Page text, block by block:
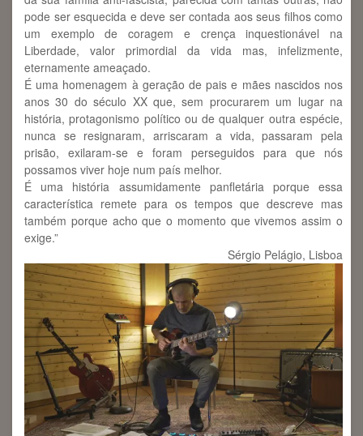
pode ser esquecida e deve ser contada aos seus filhos como
um exemplo de coragem e crença inquestionável na
Liberdade, valor primordial da vida mas, infelizmente,
eternamente ameaçado.
É uma homenagem à geração de pais e mães nascidos nos
anos 30 do século XX que, sem procurarem um lugar na
história, protagonismo político ou de qualquer outra espécie,
nunca se resignaram, arriscaram a vida, passaram pela
prisão, exilaram-se e foram perseguidos para que nós
possamos viver hoje num país melhor.
É uma história assumidamente panfletária porque essa
característica remete para os tempos que descreve mas
também porque acho que o momento que vivemos assim o
exige.”
Sérgio Pelágio, Lisboa